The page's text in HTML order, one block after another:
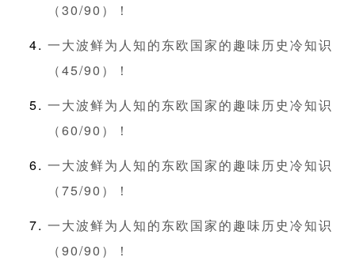
（30/90）！
一大波鲜为人知的东欧国家的趣味历史冷知识
（45/90）！
一大波鲜为人知的东欧国家的趣味历史冷知识
（60/90）！
一大波鲜为人知的东欧国家的趣味历史冷知识
（75/90）！
一大波鲜为人知的东欧国家的趣味历史冷知识
（90/90）！